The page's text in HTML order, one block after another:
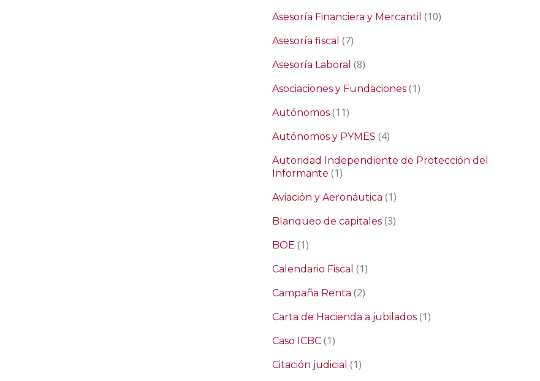
Asesoría Financiera y Mercantil (10)
Asesoría fiscal (7)
Asesoría Laboral (8)
Asociaciones y Fundaciones (1)
Autónomos (11)
Autónomos y PYMES (4)
Autoridad Independiente de Protección del
Informante (1)
Aviación y Aeronáutica (1)
Blanqueo de capitales (3)
BOE (1)
Calendario Fiscal (1)
Campaña Renta (2)
Carta de Hacienda a jubilados (1)
Caso ICBC (1)
Citación judicial (1)